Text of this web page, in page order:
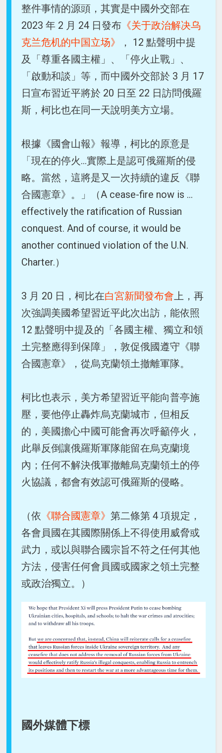
整件事情的源頭，其實是中國外交部在
2023 年 2 月 24 日發布 《关于政治解决乌
克兰危机的中国立场》
， 12 點聲明中提
及「尊重各國主權」、「停火止戰」、
「啟動和談」等，而中國外交部於 3 月 17
日宣布習近平將於 20 日至 22 日訪問俄羅
斯，柯比也在同一天說明美方立場。
根據《國會山報》報導，柯比的原意是
「現在的停火...實際上是認可俄羅斯的侵
略。當然，這將是又一次持續的違反《聯
合國憲章》。」（A cease-fire now is …
effectively the ratification of Russian
conquest. And of course, it would be
another continued violation of the U.N.
Charter.）
3 月 20 日，柯比在白宮新聞發布會上，再
次強調美國希望習近平此次出訪，能依照
12 點聲明中提及的「各國主權、獨立和領
土完整應得到保障」，敦促俄國遵守《聯
合國憲章》，從烏克蘭領土撤離軍隊。
柯比也表示，美方希望習近平能向普亭施
壓，要他停止轟炸烏克蘭城市，但相反
的，美國擔心中國可能會再次呼籲停火，
此舉反倒讓俄羅斯軍隊能留在烏克蘭境
內；任何不解決俄軍撤離烏克蘭領土的停
火協議，都會有效認可俄羅斯的侵略。
（依 《聯合國憲章》第二條第 4 項規定，
各會員國在其國際關係上不得使用威脅或
武力，或以與聯合國宗旨不符之任何其他
方法，侵害任何會員國或國家之領土完整
或政治獨立。）
國外媒體下標